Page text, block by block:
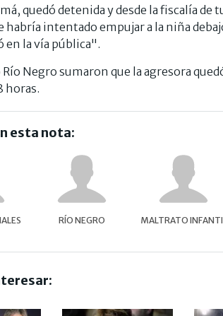
quedó detenida y desde la fiscalía
intentado empujar a la niña
en la vía pública".
Río Negro sumaron que la agresora
horas.
esta nota:
RÍO NEGRO MALTRATO